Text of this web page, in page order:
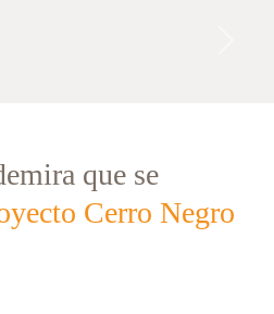
que se
Cerro Negro